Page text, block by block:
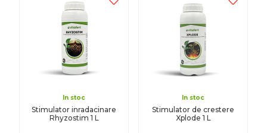
In stoc
Stimulator inradacinare
Rhyzostim 1 L
In stoc
Stimulator de crestere
Xplode 1 L